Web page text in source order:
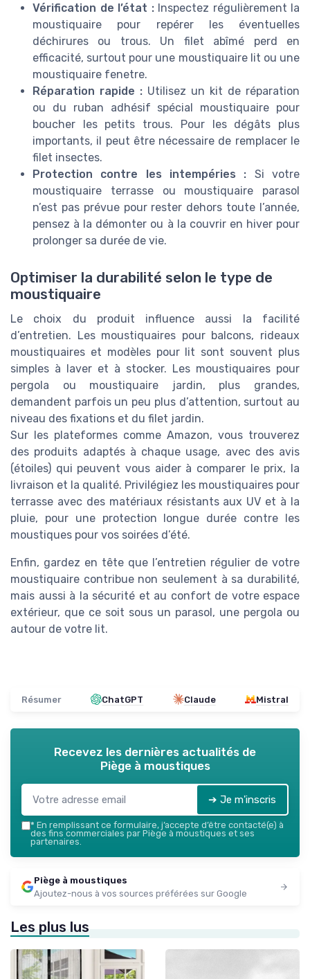
Vérification de l’état :Inspectez régulièrement la
moustiquaire pour repérer les éventuelles
déchirures ou trous. Un filet abîmé perd en
efficacité, surtout pour une moustiquaire lit ou une
moustiquaire fenetre.
Réparation rapide : Utilisez un kit de réparation
ou du ruban adhésif spécial moustiquaire pour
boucher les petits trous. Pour les dégâts plus
importants, il peut être nécessaire de remplacer le
filet insectes.
Protection contre les intempéries : Si votre
moustiquaire terrasse ou moustiquaire parasol
n’est pas prévue pour rester dehors toute l’année,
pensez à la démonter ou à la couvrir en hiver pour
prolonger sa durée de vie.
Optimiser la durabilité selon le type de
moustiquaire
Le choix du produit influence aussi la facilité
d’entretien. Les moustiquaires pour balcons, rideaux
moustiquaires et modèles pour lit sont souvent plus
simples à laver et à stocker. Les moustiquaires pour
pergola ou moustiquaire jardin, plus grandes,
demandent parfois un peu plus d’attention, surtout au
niveau des fixations et du filet jardin.
Sur les plateformes comme Amazon, vous trouverez
des produits adaptés à chaque usage, avec des avis
(étoiles) qui peuvent vous aider à comparer le prix, la
livraison et la qualité. Privilégiez les moustiquaires pour
terrasse avec des matériaux résistants aux UV et à la
pluie, pour une protection longue durée contre les
moustiques pour vos soirées d’été.
Enfin, gardez en tête que l’entretien régulier de votre
moustiquaire contribue non seulement à sa durabilité,
mais aussi à la sécurité et au confort de votre espace
extérieur, que ce soit sous un parasol, une pergola ou
autour de votre lit.
Résumer ChatGPT Claude Mistral
Recevez les dernières actualités de
Piège à moustiques
➔ Je m'inscris
* En remplissant ce formulaire, j’accepte d’être contacté(e) à
des fins commerciales par Piège à moustiques et ses
partenaires.
Piège à moustiques
Ajoutez-nous à vos sources préférées sur Google
Les plus lus